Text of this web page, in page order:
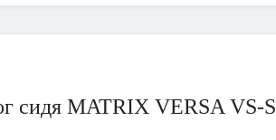
сидя MATRIX VERSA VS-